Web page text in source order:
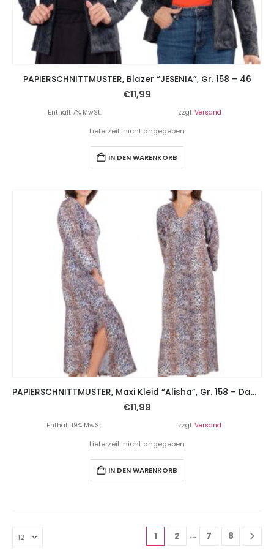
PAPIERSCHNITTMUSTER, Blazer “JESENIA”, Gr. 158 – 46
€11,99
Enthält 7% MwSt. zzgl. Versand
Lieferzeit: nicht angegeben
IN DEN WARENKORB
PAPIERSCHNITTMUSTER, Maxi Kleid “Alisha”, Gr. 158 – Damengr. 46
€11,99
Enthält 19% MwSt. zzgl. Versand
Lieferzeit: nicht angegeben
IN DEN WARENKORB
1 2 … 7 8